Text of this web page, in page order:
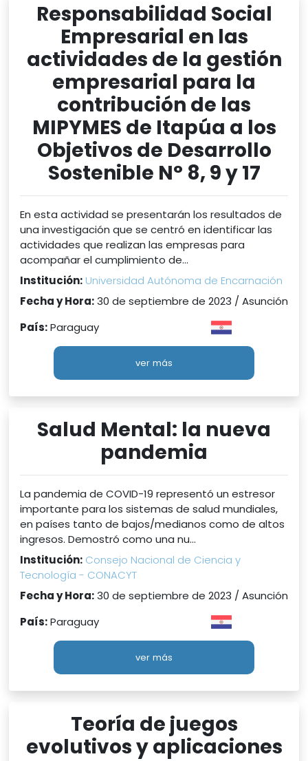
Responsabilidad Social
Empresarial en las
actividades de la gestión
empresarial para la
contribución de las
MIPYMES de Itapúa a los
Objetivos de Desarrollo
Sostenible N° 8, 9 y 17
En esta actividad se presentarán los resultados de
una investigación que se centró en identificar las
actividades que realizan las empresas para
acompañar el cumplimiento de...
Institución: Universidad Autónoma de Encarnación
Fecha y Hora:30 de septiembre de 2023 / Asunción
País:Paraguay
ver más
Salud Mental: la nueva
pandemia
La pandemia de COVID-19 representó un estresor
importante para los sistemas de salud mundiales,
en países tanto de bajos/medianos como de altos
ingresos. Demostró como una nu...
Institución: Consejo Nacional de Ciencia y
Tecnología - CONACYT
Fecha y Hora:30 de septiembre de 2023 / Asunción
País:Paraguay
ver más
Teoría de juegos
evolutivos y aplicaciones